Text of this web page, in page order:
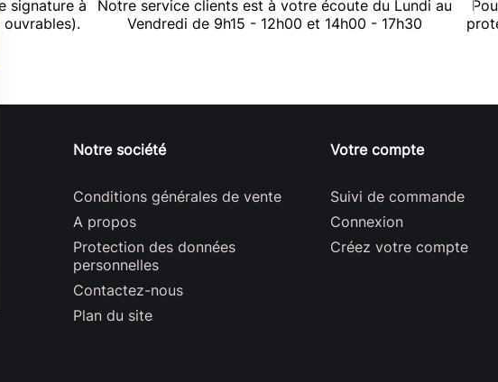
signature à
Notre service clients est à votre écoute du Lundi au
Vendredi de 9h15 - 12h00 et 14h00 - 17h30
Notre société
Conditions générales de vente
A propos
Protection des données
personnelles
Contactez-nous
Plan du site
Votre compte
Suivi de commande
Connexion
Créez votre compte